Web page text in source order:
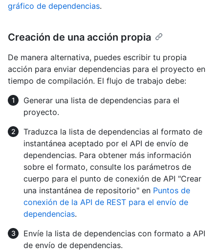
gráfico de dependencias.
Creación de una acción propia
De manera alternativa, puedes escribir tu propia
acción para enviar dependencias para el proyecto en
tiempo de compilación. El flujo de trabajo debe:
Generar una lista de dependencias para el
proyecto.
Traduzca la lista de dependencias al formato de
instantánea aceptado por el API de envío de
dependencias. Para obtener más información
sobre el formato, consulte los parámetros de
cuerpo para el punto de conexión de API "Crear
una instantánea de repositorio" en Puntos de
conexión de la API de REST para el envío de
dependencias.
Envíe la lista de dependencias con formato a API
de envío de dependencias.